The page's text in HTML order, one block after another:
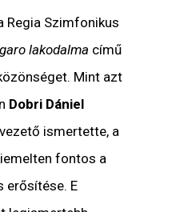
Regia Szimfonikus
lakodalma című
Mint azt
Dobri Dániel
ismertette, a
fontos a
erősítése. E